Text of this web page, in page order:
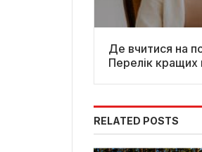
Де вчитися на
Перелік кращих
RELATED POSTS